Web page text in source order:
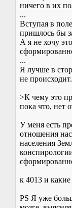
ничего в их
...
Вступая в
пришлось бы
А я не хочу
...
Я лучше в
не происходит.
>К чему это
пока что, нет
У меня есть
отношения
населения
к 4013 и
PS Я уже